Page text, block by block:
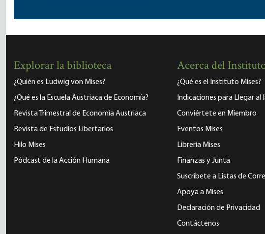
Explorar la biblioteca
¿Quién es Ludwig von Mises?
¿Qué es la Escuela Austriaca de Economía?
Revista Trimestral de Economía Austriaca
Revista de Estudios Libertarios
Hilo Mises
Pódcast de la Acción Humana
Acerca del
¿Qué es el Instituto Mises?
Indicaciones para Llegar
Conviértete en Miembro
Eventos Mises
Librería Mises
Finanzas y Junta
Suscríbete a Listas de
Apoya a Mises
Declaración de Privacidad
Contáctenos